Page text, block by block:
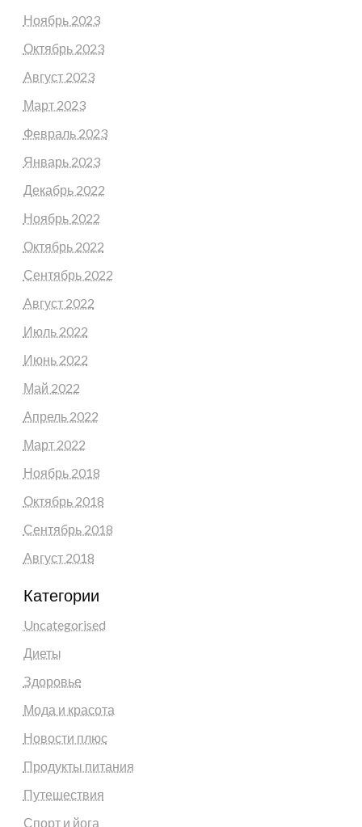
Ноябрь 2023
Октябрь 2023
Август 2023
Март 2023
Февраль 2023
Январь 2023
Декабрь 2022
Ноябрь 2022
Октябрь 2022
Сентябрь 2022
Август 2022
Июль 2022
Июнь 2022
Май 2022
Апрель 2022
Март 2022
Ноябрь 2018
Октябрь 2018
Сентябрь 2018
Август 2018
Категории
Uncategorised
Диеты
Здоровье
Мода и красота
Новости плюс
Продукты питания
Путешествия
Спорт и йога